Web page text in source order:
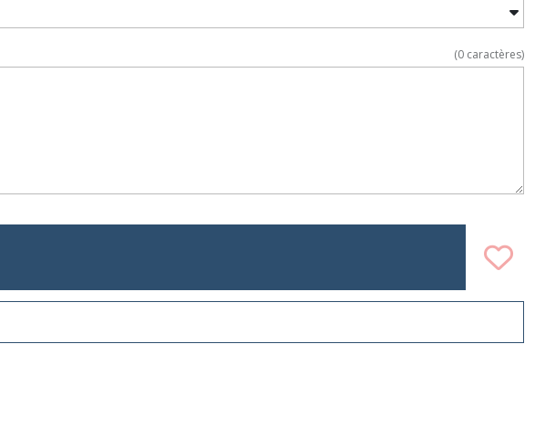
(0 caractères)